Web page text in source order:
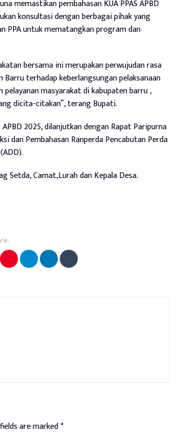
memastikan pembahasan KUA PPAS APBD
konsultasi dengan berbagai pihak yang
PPA untuk mematangkan program dan
bersama ini merupakan perwujudan rasa
terhadap keberlangsungan pelaksanaan
masyarakat di kabupaten barru ,
dicita-citakan”, terang Bupati.
2025, dilanjutkan dengan Rapat Paripurna
dan Pembahasan Ranperda Pencabutan Perda
Setda, Camat,Lurah dan Kepala Desa.
are marked*